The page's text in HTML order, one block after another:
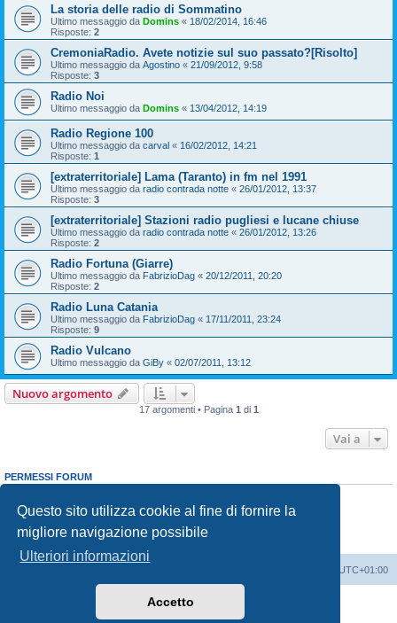
Questo sito utilizza cookie al fine di fornire la
migliore navigazione possibile
Ulteriori informazioni
Accetto
La storia delle radio di Sommatino
Ultimo messaggio da Domins « 18/02/2014, 16:46
Risposte: 2
CremoniaRadio. Avete notizie sul suo passato?[Risolto]
Ultimo messaggio da Agostino « 21/09/2012, 9:58
Risposte: 3
Radio Noi
Ultimo messaggio da Domins « 13/04/2012, 14:19
Radio Regione 100
Ultimo messaggio da carval « 16/02/2012, 14:21
Risposte: 1
[extraterritoriale] Lama (Taranto) in fm nel 1991
Ultimo messaggio da radio contrada notte « 26/01/2012, 13:37
Risposte: 3
[extraterritoriale] Stazioni radio pugliesi e lucane chiuse
Ultimo messaggio da radio contrada notte « 26/01/2012, 13:26
Risposte: 2
Radio Fortuna (Giarre)
Ultimo messaggio da FabrizioDag « 20/12/2011, 20:20
Risposte: 2
Radio Luna Catania
Ultimo messaggio da FabrizioDag « 17/11/2011, 23:24
Risposte: 9
Radio Vulcano
Ultimo messaggio da GiBy « 02/07/2011, 13:12
Nuovo argomento
17 argomenti • Pagina 1 di 1
Vai a
PERMESSI FORUM
Non puoirispondere negli argomenti
Non puoimodificare i tuoi messaggi
Non puoicancellare i tuoi messaggi
Non puoi
inviare allegati
UTC+01:00
phpBB® Forum Software © phpBB Limited
Traduzione ItalianaphpBB-Italia.it